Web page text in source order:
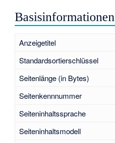
Basisinformationen
Anzeigetitel
Standardsortierschlüssel
Seitenlänge (in Bytes)
Seitenkennnummer
Seiteninhaltssprache
Seiteninhaltsmodell